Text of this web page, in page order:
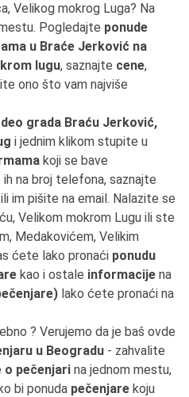
Velikog mokrog Luga? Na
Pogledajte ponude
u Braće Jerković na
lugu, saznajte cene,
ono što vam najviše
grada Braću Jerković,
i jednim klikom stupite u
koji se bave
na broj telefona, saznajte
im pišite na email. Nalazite se
Velikom mokrom Lugu ili ste
Medakovićem, Velikim
ćete lako pronaći ponudu
kao i ostale informacije na
lako ćete pronaći na
? Verujemo da je baš ovde
u Beogradu - zahvalite
o pečenjari na jednom mestu,
bi ponuda pečenjare koju